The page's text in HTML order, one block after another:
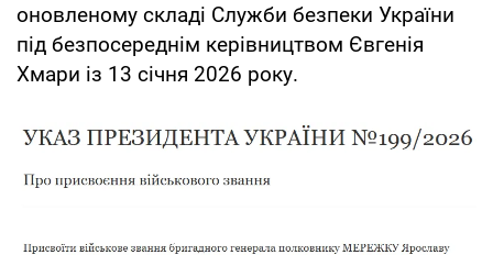
оновленому складі Служби безпеки України
під безпосереднім керівництвом Євгенія
Хмари із 13 січня 2026 року.